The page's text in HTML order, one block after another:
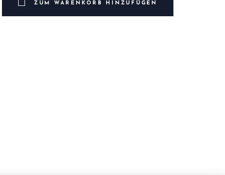
ZUM WARENKORB HINZUFÜGEN